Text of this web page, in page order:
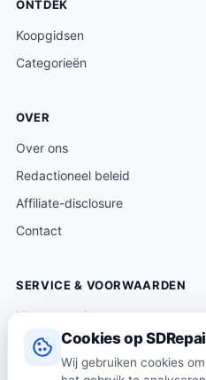
Cookies op
Wij gebruiken cookies
ONTDEK
Koopgidsen
Categorieën
OVER
Over ons
Redactioneel beleid
Affiliate-disclosure
Contact
SERVICE & VOORWAARDEN
Klantenservice
Verzending & levering
Retourneren